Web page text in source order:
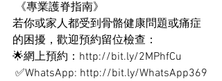
《專業護脊指南》
若你或家人都受到骨骼健康問題或痛症
的困擾，歡迎預約留位檢查：
🌟網上預約： http://bit.ly/2MPhfCu
✅WhatsApp: http://bit.ly/WhatsApp369